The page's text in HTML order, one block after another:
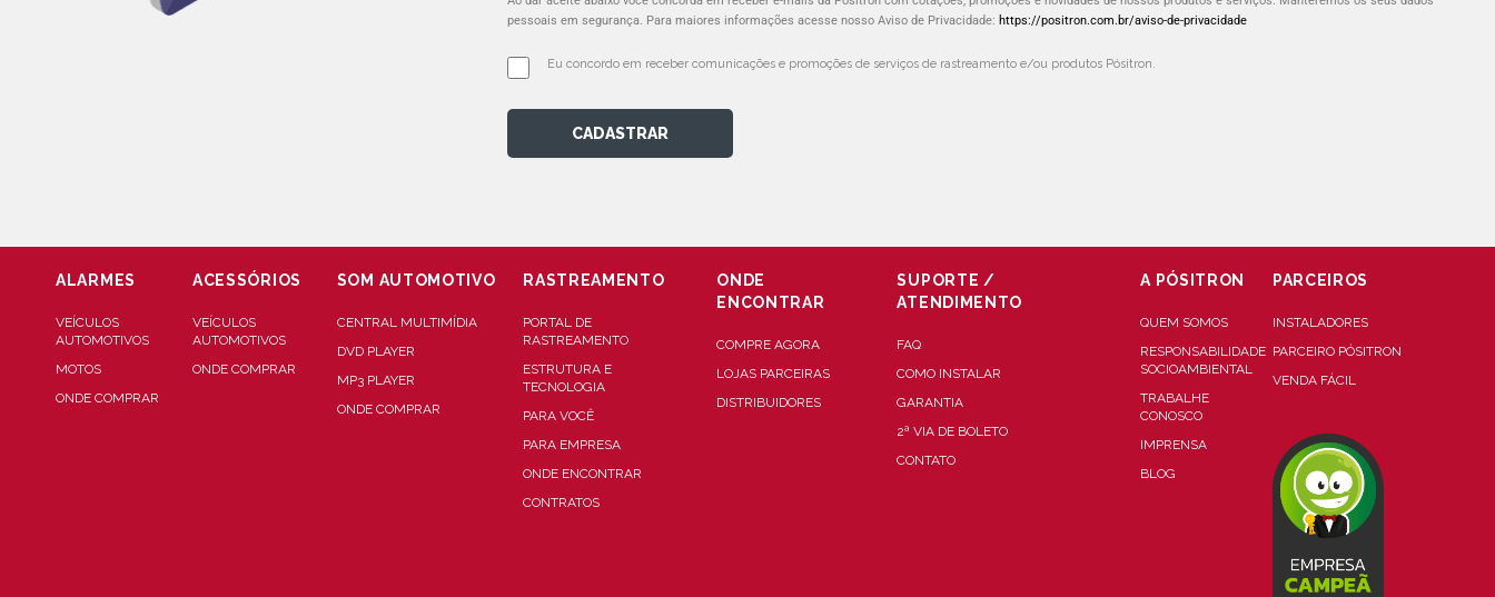
pessoais em segurança. Para maiores informações acesse nosso Aviso de Privacidade: https://positron.com.br/aviso-de-privacidade
Eu concordo em receber comunicações e promoções de serviços de rastreamento e/ou produtos Pósitron.
CADASTRAR
ALARMES
VEÍCULOS
AUTOMOTIVOS
MOTOS
ONDE COMPRAR
ACESSÓRIOS
VEÍCULOS
AUTOMOTIVOS
ONDE COMPRAR
SOM AUTOMOTIVO
CENTRAL MULTIMÍDIA
DVD PLAYER
MP3 PLAYER
ONDE COMPRAR
RASTREAMENTO
PORTAL DE
RASTREAMENTO
ESTRUTURA E
TECNOLOGIA
PARA VOCÊ
PARA EMPRESA
ONDE ENCONTRAR
CONTRATOS
ONDE
ENCONTRAR
COMPRE AGORA
LOJAS PARCEIRAS
DISTRIBUIDORES
SUPORTE /
ATENDIMENTO
FAQ
COMO INSTALAR
GARANTIA
2ª VIA DE BOLETO
CONTATO
A PÓSITRON
QUEM SOMOS
RESPONSABILIDADE
SOCIOAMBIENTAL
TRABALHE
CONOSCO
IMPRENSA
BLOG
PARCEIROS
INSTALADORES
PARCEIRO PÓSITRON
VENDA FÁCIL